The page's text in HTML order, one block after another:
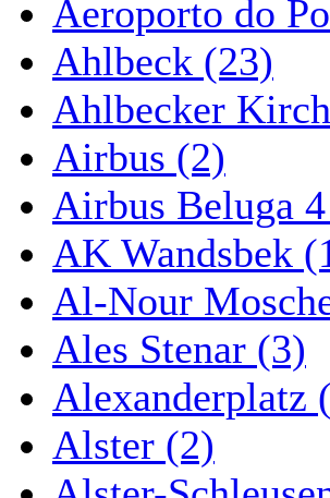
Aeroporto do
Ahlbeck (23)
Ahlbecker
Airbus (2)
Airbus Beluga
AK Wandsbek
Al-Nour
Ales Stenar (3)
Alexanderplatz
Alster (2)